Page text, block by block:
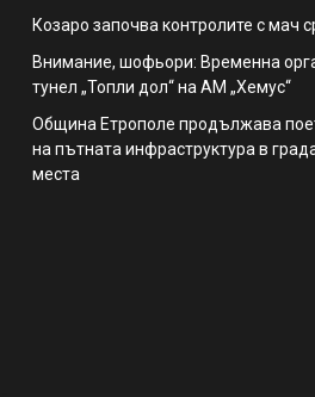
Козаро започва контролите с мач
Внимание, шофьори: Временна
тунел „Топли дол“ на АМ „Хемус“
Община Етрополе продължава
на пътната инфраструктура в
места